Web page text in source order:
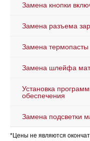
Замена кнопки
Замена разъема
Замена термопасты
Замена шлейфа
Установка
обеспечения
Замена подсветки
*Цены не являются